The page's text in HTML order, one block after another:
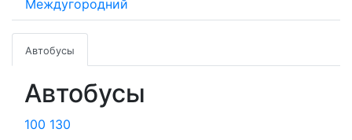
Междугородний
Автобусы
Автобусы
100 130